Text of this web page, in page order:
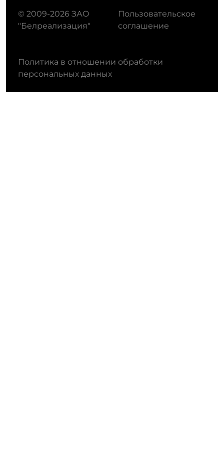
© 2009-2026 ЗАО
"Белреализация"
Пользовательское
соглашение
Политика в отношении обработки
персональных данных